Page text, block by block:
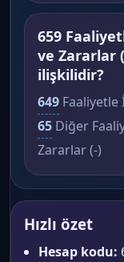
659
ve Zararlar
ilişkilidir?
649 Faaliyetle
65 Diğer
Zararlar (-)
Hızlı özet
Hesap kodu: